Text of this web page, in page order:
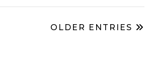
OLDER ENTRIES